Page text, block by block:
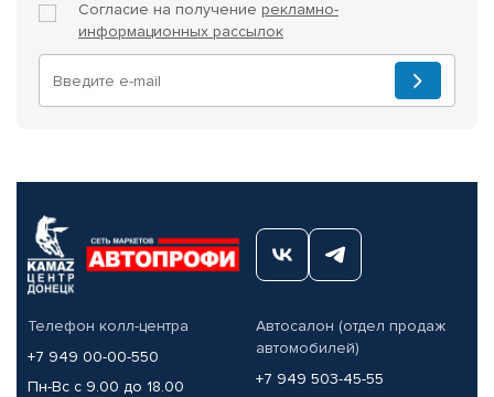
Согласие на получение рекламно-
информационных рассылок
Телефон колл-центра
+7 949 00-00-550
Пн-Вс с 9.00 до 18.00
Автосалон (отдел продаж
автомобилей)
+7 949 503-45-55